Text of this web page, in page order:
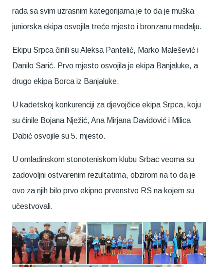
rada sa svim uzrasnim kategorijama je to da je muška
juniorska ekipa osvojila treće mjesto i bronzanu medalju.
Ekipu Srpca činili su Aleksa Pantelić, Marko Malešević i
Danilo Sarić. Prvo mjesto osvojila je ekipa Banjaluke, a
drugo ekipa Borca iz Banjaluke.
U kadetskoj konkurenciji za djevojčice ekipa Srpca, koju
su činile Bojana Nježić, Ana Mirjana Davidović i Milica
Dabić osvojile su 5. mjesto.
U omladinskom stonoteniskom klubu Srbac veoma su
zadovoljni ostvarenim rezultatima, obzirom na to da je
ovo za njih bilo prvo ekipno prvenstvo RS na kojem su
učestvovali.